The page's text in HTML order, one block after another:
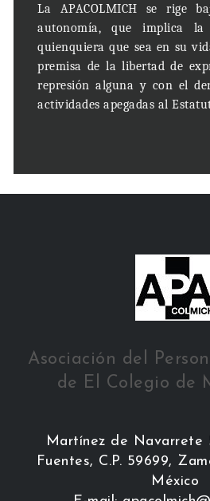
La APACOLMICH se rige
autonomía, que implica
quienquiera que sea en su
premisa de la libertad de
represión alguna y con el
actividades apegadas al
Asociación del
de El Colegio de
Martínez de
Fuentes, C.P. 59699,
México